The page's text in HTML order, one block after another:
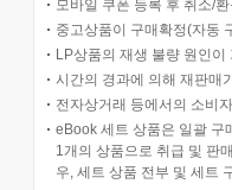
모바일 쿠폰 등록 후 취소/
중고상품이 구매확정(자동
LP상품의 재생 불량 원인
시간의 경과에 의해 재판매
전자상거래 등에서의 소비
eBook 세트 상품은 일괄 구
1개의 상품으로 취급 및 판
우, 세트 상품 전부 및 세트